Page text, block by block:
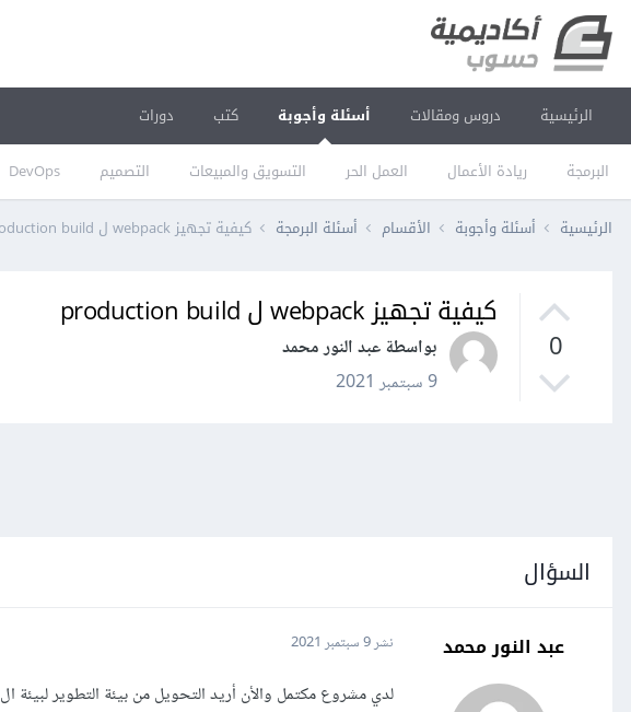
الرئيسية دروس ومقالات أسئلة وأجوبة
البرمجة ريادة الأعمال العمل الحر التسويق والمبيعات التصميم DevOps
كتب دورات
الرئيسية أسئلة وأجوبة الأقسام أسئلة البرمجة كيفية تجهيز webpack ل production build
0
كيفية تجهيز webpack ل production build
بواسطة عبد النور محمد
9 سبتمبر 2021
السؤال
عبد النور محمد نشر9 سبتمبر 2021
لدي مشروع مكتمل والأن أريد التحويل من بيئة التطوير لبيئة ال production ليصبح الموقع اسرع كيف يمكنني ذلك